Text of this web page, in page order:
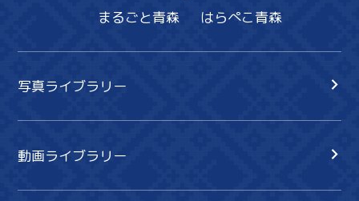
まるごと青森 はらぺこ青森
写真ライブラリー
動画ライブラリー